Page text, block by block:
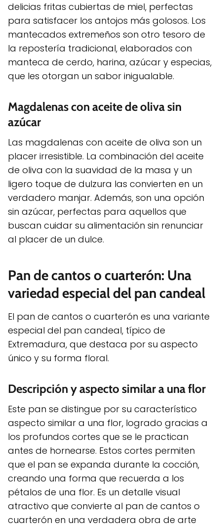
delicias fritas cubiertas de miel, perfectas
para satisfacer los antojos más golosos. Los
mantecados extremeños son otro tesoro de
la repostería tradicional, elaborados con
manteca de cerdo, harina, azúcar y especias,
que les otorgan un sabor inigualable.
Magdalenas con aceite de oliva sin
azúcar
Las magdalenas con aceite de oliva son un
placer irresistible. La combinación del aceite
de oliva con la suavidad de la masa y un
ligero toque de dulzura las convierten en un
verdadero manjar. Además, son una opción
sin azúcar, perfectas para aquellos que
buscan cuidar su alimentación sin renunciar
al placer de un dulce.
Pan de cantos o cuarterón: Una
variedad especial del pan candeal
El pan de cantos o cuarterón es una variante
especial del pan candeal, típico de
Extremadura, que destaca por su aspecto
único y su forma floral.
Descripción y aspecto similar a una flor
Este pan se distingue por su característico
aspecto similar a una flor, logrado gracias a
los profundos cortes que se le practican
antes de hornearse. Estos cortes permiten
que el pan se expanda durante la cocción,
creando una forma que recuerda a los
pétalos de una flor. Es un detalle visual
atractivo que convierte al pan de cantos o
cuarterón en una verdadera obra de arte